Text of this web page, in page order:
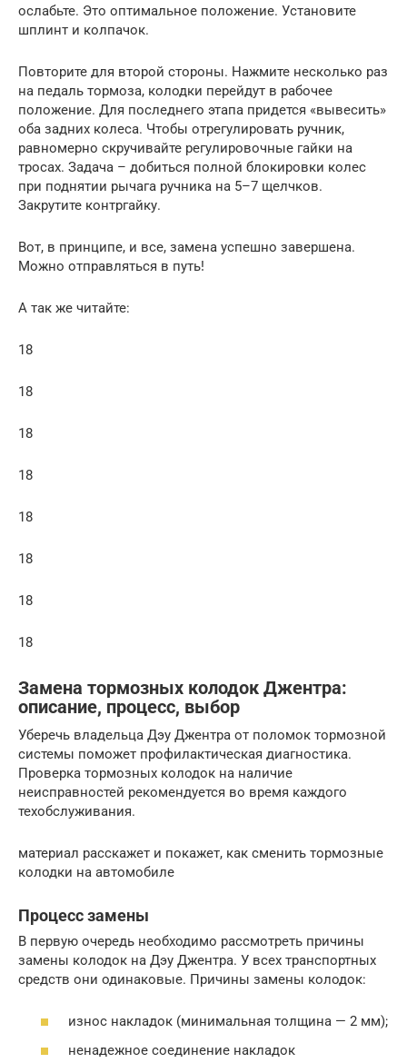
ослабьте. Это оптимальное положение. Установите
шплинт и колпачок.
Повторите для второй стороны. Нажмите несколько раз
на педаль тормоза, колодки перейдут в рабочее
положение. Для последнего этапа придется «вывесить»
оба задних колеса. Чтобы отрегулировать ручник,
равномерно скручивайте регулировочные гайки на
тросах. Задача – добиться полной блокировки колес
при поднятии рычага ручника на 5–7 щелчков.
Закрутите контргайку.
Вот, в принципе, и все, замена успешно завершена.
Можно отправляться в путь!
А так же читайте:
18
18
18
18
18
18
18
18
Замена тормозных колодок Джентра:
описание, процесс, выбор
Уберечь владельца Дэу Джентра от поломок тормозной
системы поможет профилактическая диагностика.
Проверка тормозных колодок на наличие
неисправностей рекомендуется во время каждого
техобслуживания.
материал расскажет и покажет, как сменить тормозные
колодки на автомобиле
Процесс замены
В первую очередь необходимо рассмотреть причины
замены колодок на Дэу Джентра. У всех транспортных
средств они одинаковые. Причины замены колодок:
износ накладок (минимальная толщина — 2 мм);
ненадежное соединение накладок